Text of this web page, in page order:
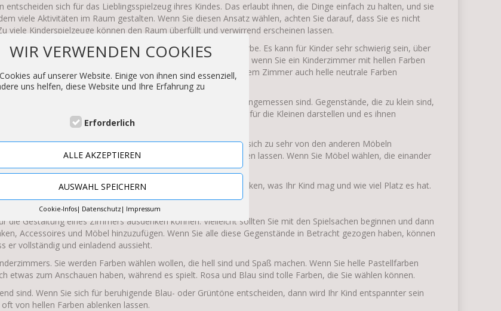
entscheiden sich für das Lieblingsspielzeug ihres Kindes. Das erlaubt ihnen, die Dinge einfach zu halten, und sie
viele Aktivitäten im Raum gestalten. Wenn Sie diesen Ansatz wählen, achten Sie darauf, dass Sie es nicht
viele Kinderspielzeuge können den Raum überfüllt und verwirrend erscheinen lassen.
Element bei der Gestaltung eines Kinderzimmers ist Farbe. Es kann für Kinder sehr schwierig sein, über
dieselbe Farbe zu verwenden. Kinder lieben helle Farben, und wenn Sie ein Kinderzimmer mit hellen Farben
Sie dazu beitragen, ihren Geist zu stimulieren. Sie können dem Zimmer auch helle neutrale Farben
es geräumiger wirkt.
dass Sie nur Dinge verwenden sollten, die dem Alter angemessen sind. Gegenstände, die zu klein sind,
verursachen. Zu große Gegenstände können ein Problem für die Kleinen darstellen und es ihnen
Gegenständen passen. Wenn Sie einen Stil wählen, der sich zu sehr von den anderen Möbeln
und den Raum unordentlich und unordentlich erscheinen lassen. Wenn Sie Möbel wählen, die einander
Sie müssen sich die Zeit nehmen, darüber nachzudenken, was Ihr Kind mag und wie viel Platz es hat.
die Gestaltung eines Zimmers ausdenken können. Vielleicht sollten Sie mit den Spielsachen beginnen und dann
Accessoires und Möbel hinzuzufügen. Wenn Sie alle diese Gegenstände in Betracht gezogen haben, können
er vollständig und einladend aussieht.
Sie werden Farben wählen wollen, die hell sind und Spaß machen. Wenn Sie helle Pastellfarben
etwas zum Anschauen haben, während es spielt. Rosa und Blau sind tolle Farben, die Sie wählen können.
sind. Wenn Sie sich für beruhigende Blau- oder Grüntöne entscheiden, dann wird Ihr Kind entspannter sein
von hellen Farben ablenken lassen.
WIR VERWENDEN COOKIES
auf unserer Website. Einige von ihnen sind essenziell,
uns helfen, diese Website und Ihre Erfahrung zu
Erforderlich
ALLE AKZEPTIEREN
AUSWAHL SPEICHERN
Cookie-Infos Datenschutz Impressum